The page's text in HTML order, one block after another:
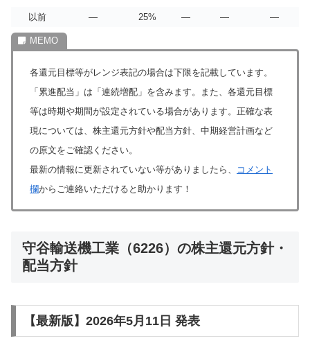
以前
― 25% ― ― ―
各還元目標等がレンジ表記の場合は下限を記載しています。
「累進配当」は「連続増配」を含みます。また、各還元目標
等は時期や期間が設定されている場合があります。正確な表
現については、株主還元方針や配当方針、中期経営計画など
の原文をご確認ください。
最新の情報に更新されていない等がありましたら、
コメント
欄からご連絡いただけると助かります！
守谷輸送機工業（6226）の株主還元方針・
配当方針
【最新版】2026年5月11日 発表